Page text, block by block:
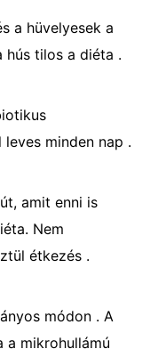
a hüvelyesek a
hús tilos a diéta .
minden nap .
amit enni is
Nem
étkezés .
módon . A
a mikrohullámú